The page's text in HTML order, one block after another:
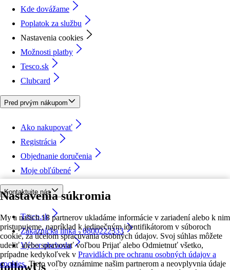
Nastavenia súkromia
My a našich 18 partnerov ukladáme informácie v zariadení alebo k nim
pristupujeme, napríklad k jedinečným identifikátorom v súboroch
cookie, za účelom spracúvania osobných údajov. Svoj súhlas môžete
udeliť alebo spravovať voľbou Prijať alebo Odmietnuť všetko,
prípadne kedykoľvek v Pravidlách pre ochranu osobných údajov a
cookies. Tieto voľby oznámime našim partnerom a neovplyvnia údaje
Kde dovážame
Poplatok za službu
Nastavenia cookies
Možnosti platby
Tesco.sk
Clubcard
Pred prvým nákupom
Ako nakupovať
Registrácia
Objednanie doručenia
Moje obľúbené
Kontaktujte nás
Tesco.sk
Zákaznícka linka - 0800222333
Výber obchodu
followUs